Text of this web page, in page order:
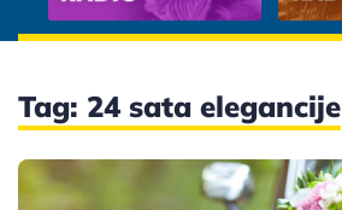
Tag: 24 sata elegancije